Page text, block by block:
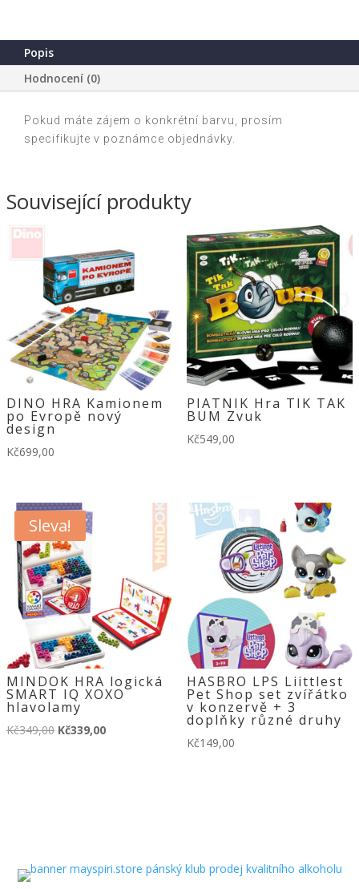
Popis
Hodnocení (0)
Pokud máte zájem o konkrétní barvu, prosím
specifikujte v poznámce objednávky.
Související produkty
DINO HRA Kamionem
po Evropě nový
design
Kč699,00
PIATNIK Hra TIK TAK
BUM Zvuk
Kč549,00
Sleva!
MINDOK HRA logická
SMART IQ XOXO
hlavolamy
Kč349,00 Původní
Kč339,00Aktuální
HASBRO LPS Liittlest
Pet Shop set zvířátko
v konzervě + 3
doplňky různé druhy
Kč149,00